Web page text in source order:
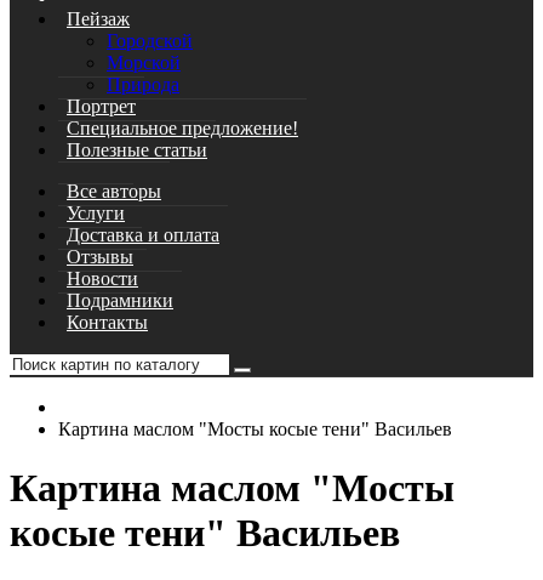
Пейзаж
Городской
Морской
Природа
Портрет
Специальное предложение!
Полезные статьи
Все авторы
Услуги
Доставка и оплата
Отзывы
Новости
Подрамники
Контакты
Картина маслом "Мосты косые тени" Васильев
Картина маслом "Мосты
косые тени" Васильев